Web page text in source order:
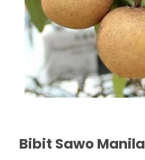
Bibit Sawo Manila